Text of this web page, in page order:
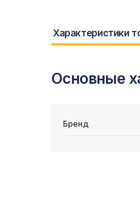
Характеристики
Основные
Бренд